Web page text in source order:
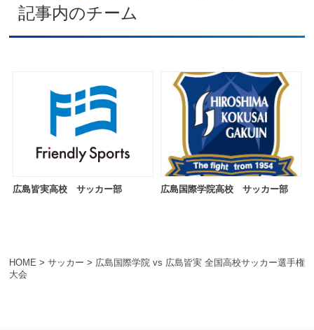
HOME > サッカー > 広島国際学院 vs 広島皆実 全国高校サッカー選手権
大会
記事内のチーム
広島皆実高校 サッカー部 広島国際学院高校 サッカー部